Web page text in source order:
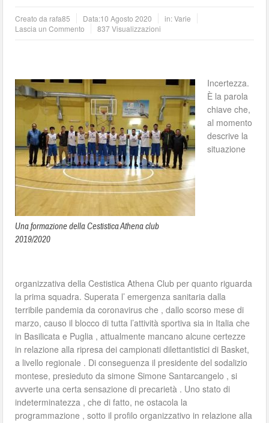
Creato da rafa85 Data:10 Agosto 2020 in:Varie
Lascia un Commento
837 Visualizzazioni
Una formazione della Cestistica Athena club
2019/2020
Incertezza.
È la parola
chiave che,
al momento
descrive la
situazione
organizzativa della Cestistica Athena Club per quanto riguarda
la prima squadra. Superata l’ emergenza sanitaria dalla
terribile pandemia da coronavirus che , dallo scorso mese di
marzo, causo il blocco di tutta l’attività sportiva sia in Italia che
in Basilicata e Puglia , attualmente mancano alcune certezze
in relazione alla ripresa dei campionati dilettantistici di Basket,
a livello regionale . Di conseguenza il presidente del sodalizio
montese, presieduto da simone Simone Santarcangelo , si
avverte una certa sensazione di precarietà . Uno stato di
indeterminatezza , che di fatto, ne ostacola la
programmazione , sotto il profilo organizzativo in relazione alla